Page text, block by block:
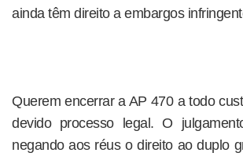
ainda têm direito a embargos
Querem encerrar a AP 470 a todo
devido processo legal. O
negando aos réus o direito ao duplo